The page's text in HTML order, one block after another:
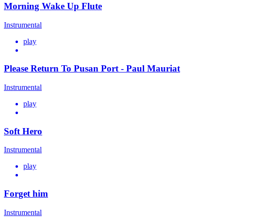
Morning Wake Up Flute
Instrumental
play
Please Return To Pusan Port - Paul Mauriat
Instrumental
play
Soft Hero
Instrumental
play
Forget him
Instrumental